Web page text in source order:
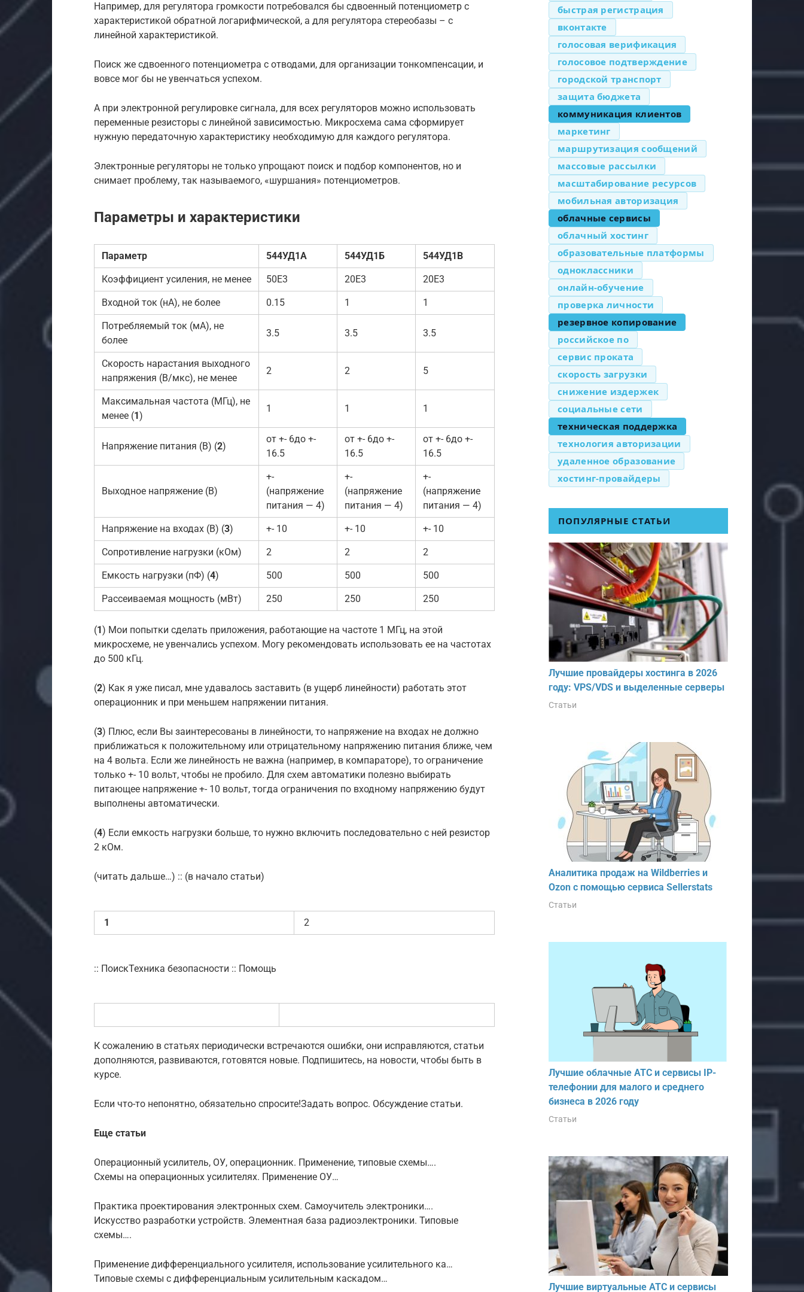
Например, для регулятора громкости потребовался бы сдвоенный потенциометр с
характеристикой обратной логарифмической, а для регулятора стереобазы – с
линейной характеристикой.
Поиск же сдвоенного потенциометра с отводами, для организации тонкомпенсации, и
вовсе мог бы не увенчаться успехом.
А при электронной регулировке сигнала, для всех регуляторов можно использовать
переменные резисторы с линейной зависимостью. Микросхема сама сформирует
нужную передаточную характеристику необходимую для каждого регулятора.
Электронные регуляторы не только упрощают поиск и подбор компонентов, но и
снимает проблему, так называемого, «шуршания» потенциометров.
Параметры и характеристики
Параметр 544УД1А 544УД1Б 544УД1В
Коэффициент усиления, не менее 50E3 20E3 20E3
Входной ток (нА), не более 0.15 1 1
Потребляемый ток (мА), не
более
3.5 3.5 3.5
Скорость нарастания выходного
напряжения (В/мкс), не менее
2 2 5
Максимальная частота (МГц), не
менее (1)
1 1 1
Напряжение питания (В) (2)
от +- 6до +-
16.5
от +- 6до +-
16.5
от +- 6до +-
16.5
Выходное напряжение (В)
+-
(напряжение
питания — 4)
+-
(напряжение
питания — 4)
+-
(напряжение
питания — 4)
Напряжение на входах (В) (3) +- 10 +- 10 +- 10
Сопротивление нагрузки (кОм) 2 2 2
Емкость нагрузки (пФ) (4) 500 500 500
Рассеиваемая мощность (мВт) 250 250 250
(1) Мои попытки сделать приложения, работающие на частоте 1 МГц, на этой
микросхеме, не увенчались успехом. Могу рекомендовать использовать ее на частотах
до 500 кГц.
(2) Как я уже писал, мне удавалось заставить (в ущерб линейности) работать этот
операционник и при меньшем напряжении питания.
(3) Плюс, если Вы заинтересованы в линейности, то напряжение на входах не должно
приближаться к положительному или отрицательному напряжению питания ближе, чем
на 4 вольта. Если же линейность не важна (например, в компараторе), то ограничение
только +- 10 вольт, чтобы не пробило. Для схем автоматики полезно выбирать
питающее напряжение +- 10 вольт, тогда ограничения по входному напряжению будут
выполнены автоматически.
(4) Если емкость нагрузки больше, то нужно включить последовательно с ней резистор
2 кОм.
(читать дальше…) :: (в начало статьи)
1 2
:: ПоискТехника безопасности :: Помощь
К сожалению в статьях периодически встречаются ошибки, они исправляются, статьи
дополняются, развиваются, готовятся новые. Подпишитесь, на новости, чтобы быть в
курсе.
Если что-то непонятно, обязательно спросите!Задать вопрос. Обсуждение статьи.
Еще статьи
Операционный усилитель, ОУ, операционник. Применение, типовые схемы….
Схемы на операционных усилителях. Применение ОУ…
Практика проектирования электронных схем. Самоучитель электроники….
Искусство разработки устройств. Элементная база радиоэлектроники. Типовые
схемы….
Применение дифференциального усилителя, использование усилительного ка…
Типовые схемы с дифференциальным усилительным каскадом…
быстрая регистрация
вконтакте
голосовая верификация
голосовое подтверждение
городской транспорт
защита бюджета
коммуникация клиентов
маркетинг
маршрутизация сообщений
массовые рассылки
масштабирование ресурсов
мобильная авторизация
облачные сервисы
облачный хостинг
образовательные платформы
одноклассники
онлайн-обучение
проверка личности
резервное копирование
российское по
сервис проката
скорость загрузки
снижение издержек
социальные сети
техническая поддержка
технология авторизации
удаленное образование
хостинг-провайдеры
ПОПУЛЯРНЫЕ СТАТЬИ
Лучшие провайдеры хостинга в 2026
году: VPS/VDS и выделенные серверы
Статьи
Аналитика продаж на Wildberries и
Ozon с помощью сервиса Sellerstats
Статьи
Лучшие облачные АТС и сервисы IP-
телефонии для малого и среднего
бизнеса в 2026 году
Статьи
Лучшие виртуальные АТС и сервисы